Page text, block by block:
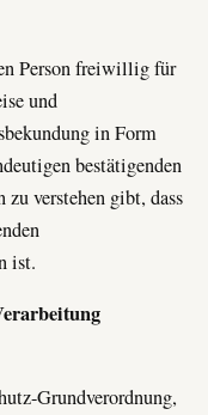
Person freiwillig für
und
in Form
bestätigenden
verstehen gibt, dass
ist.
Grundverordnung,